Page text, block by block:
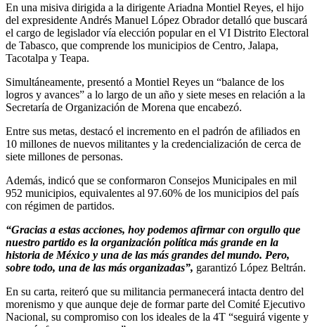
En una misiva dirigida a la dirigente Ariadna Montiel Reyes, el hijo
del expresidente Andrés Manuel López Obrador detalló que buscará
el cargo de legislador vía elección popular en el VI Distrito Electoral
de Tabasco, que comprende los municipios de Centro, Jalapa,
Tacotalpa y Teapa.
Simultáneamente, presentó a Montiel Reyes un “balance de los
logros y avances” a lo largo de un año y siete meses en relación a la
Secretaría de Organización de Morena que encabezó.
Entre sus metas, destacó el incremento en el padrón de afiliados en
10 millones de nuevos militantes y la credencialización de cerca de
siete millones de personas.
Además, indicó que se conformaron Consejos Municipales en mil
952 municipios, equivalentes al 97.60% de los municipios del país
con régimen de partidos.
“Gracias a estas acciones, hoy podemos afirmar con orgullo que
nuestro partido es la organización política más grande en la
historia de México y una de las más grandes del mundo. Pero,
sobre todo, una de las más organizadas”, garantizó López Beltrán.
En su carta, reiteró que su militancia permanecerá intacta dentro del
morenismo y que aunque deje de formar parte del Comité Ejecutivo
Nacional, su compromiso con los ideales de la 4T “seguirá vigente y